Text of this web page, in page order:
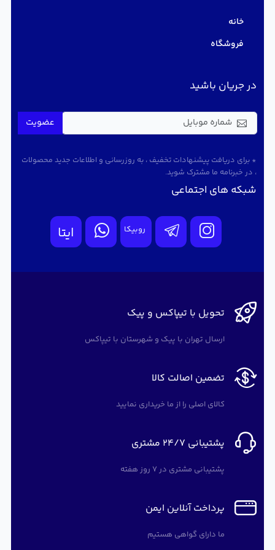
خانه
فروشگاه
در جریان باشید
عضویت
* برای دریافت پیشنهادات تخفیف ، به روزرسانی و اطلاعات جدید محصولات
، در خبرنامه ما مشترک شوید.
شبکه های اجتماعی
روبیکا ایتا
تحویل با تیپاکس و پیک
ارسال تهران با پیک و شهرستان با تیپاکس
تضمین اصالت کالا
کالای اصلی را از ما خریداری نمایید
پشتیبانی 24/7 مشتری
پشتیبانی مشتری در 7 روز هفته
پرداخت آنلاین ایمن
ما دارای گواهی هستیم